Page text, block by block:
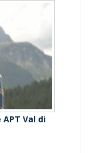
Val di